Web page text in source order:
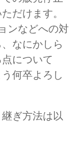
だけます。
ンなどへの対
なにかしら
について
何卒よろし
ぎ方法は以